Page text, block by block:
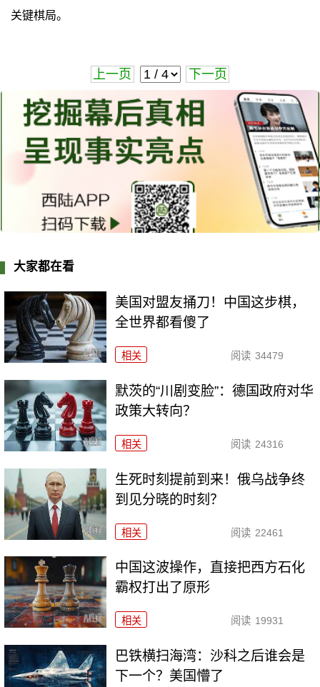
关键棋局。
上一页 下一页
大家都在看
美国对盟友捅刀！中国这步棋，
全世界都看傻了
相关 阅读 34479
默茨的“川剧变脸”：德国政府对华
政策大转向？
相关 阅读 24316
生死时刻提前到来！俄乌战争终
到见分晓的时刻？
相关 阅读 22461
中国这波操作，直接把西方石化
霸权打出了原形
相关 阅读 19931
巴铁横扫海湾：沙科之后谁会是
下一个？美国懵了